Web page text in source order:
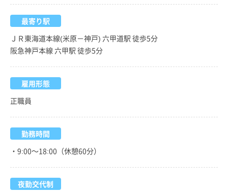
最寄り駅
ＪＲ東海道本線(米原－神戸) 六甲道駅 徒歩5分
阪急神戸本線 六甲駅 徒歩5分
雇用形態
正職員
勤務時間
・9:00～18:00（休憩60分）
夜勤交代制